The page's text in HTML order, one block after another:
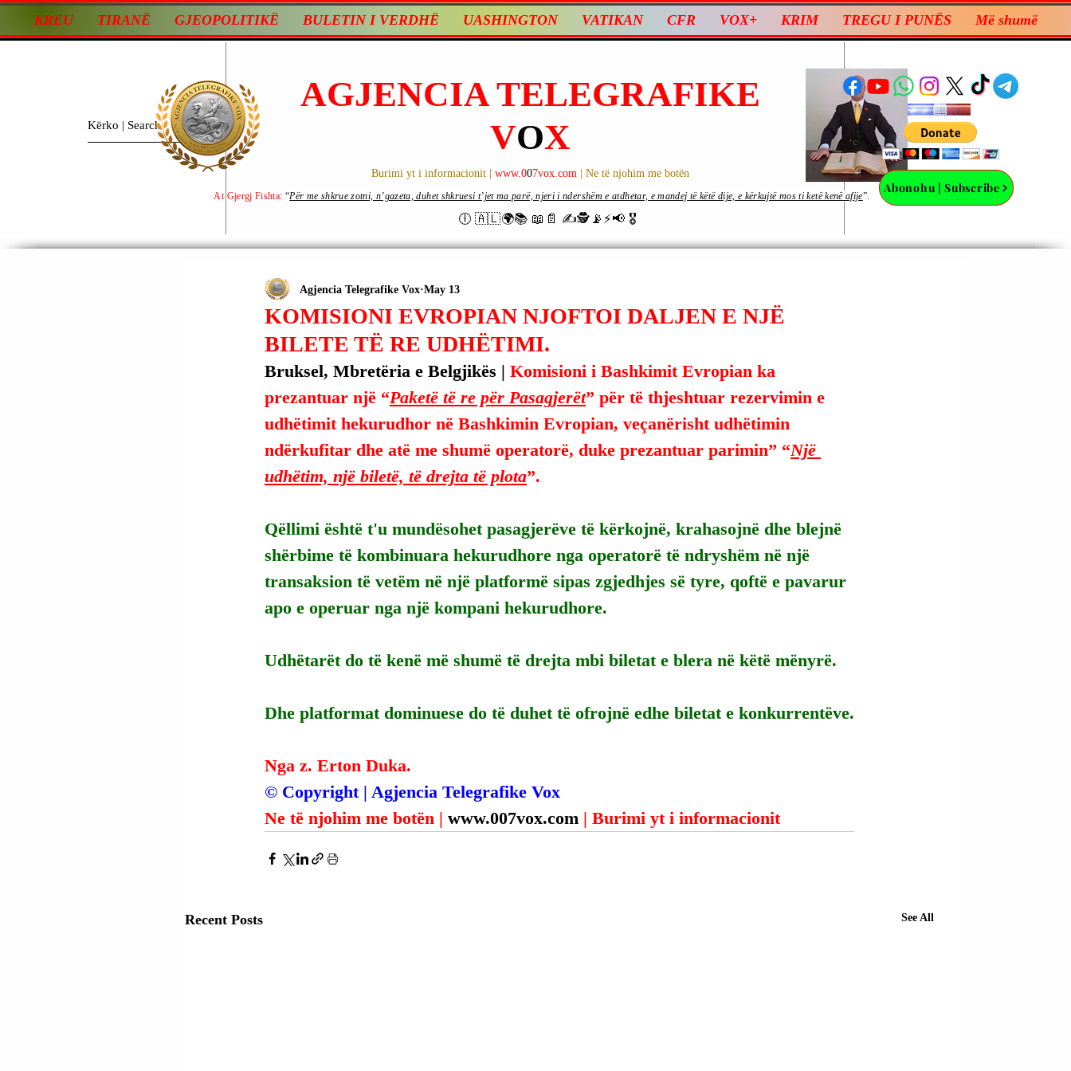
KREU TIRANË GJEOPOLITIKË BULETIN I VERDHË UASHINGTON VATIKAN CFR VOX+ KRIM TREGU I PUNËS Më shumë
AGJENCIA TELEGRAFIKE
VOX
Burimi yt i informacionit | www.007vox.com | Ne të njohim me botën
🕕 🇦🇱🌍📚 📖📄 ✍🕵️📡⚡️📢 🎖
Abonohu | Subscribe
At Gjergj Fishta: “Për me shkrue zotni, n’gazeta, duhet shkruesi t’jet ma parë, njeri i ndershëm e atdhetar, e mandej të këtë dije, e kërkujtë mos ti ketë kenë afije”.
KOMISIONI EVROPIAN NJOFTOI DALJEN E NJË
BILETE TË RE UDHËTIMI.
Agjencia Telegrafike Vox May 13
Bruksel, Mbretëria e Belgjikës | Komisioni i Bashkimit Evropian ka
prezantuar një “Paketë të re për Pasagjerët” për të thjeshtuar rezervimin e
udhëtimit hekurudhor në Bashkimin Evropian, veçanërisht udhëtimin
ndërkufitar dhe atë me shumë operatorë, duke prezantuar parimin” “Një
udhëtim, një biletë, të drejta të plota”.
Qëllimi është t'u mundësohet pasagjerëve të kërkojnë, krahasojnë dhe blejnë
shërbime të kombinuara hekurudhore nga operatorë të ndryshëm në një
transaksion të vetëm në një platformë sipas zgjedhjes së tyre, qoftë e pavarur
apo e operuar nga një kompani hekurudhore.
Udhëtarët do të kenë më shumë të drejta mbi biletat e blera në këtë mënyrë.
Dhe platformat dominuese do të duhet të ofrojnë edhe biletat e konkurrentëve.
Nga z. Erton Duka.
© Copyright | Agjencia Telegrafike Vox
Ne të njohim me botën | www.007vox.com | Burimi yt i informacionit
Recent Posts See All